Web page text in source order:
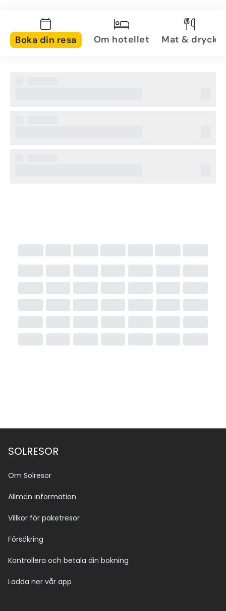
Boka din resa Om hotellet Mat & dryck
SOLRESOR
Om Solresor
Allmän information
Villkor för paketresor
Försäkring
Kontrollera och betala din bokning
Ladda ner vår app